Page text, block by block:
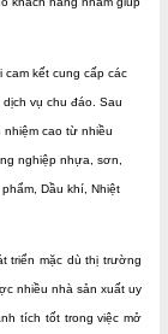
kết cung cấp các
vụ chu đáo. Sau
cao từ nhiều
nghiệp nhựa, sơn,
Dầu khí, Nhiệt
triển mặc dù thị trường
nhiều nhà sản xuất uy
tích tốt trong việc mở